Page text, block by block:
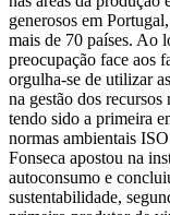
generosos em
mais de 70 países. Ao
preocupação face aos
orgulha-se de utilizar
na gestão dos recursos
tendo sido a primeira
normas ambientais
Fonseca apostou na
autoconsumo e
sustentabilidade,